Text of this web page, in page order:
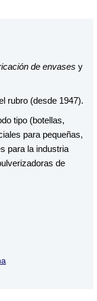
de envases y
rubro (desde 1947).
tipo (botellas,
para pequeñas,
para la industria
de